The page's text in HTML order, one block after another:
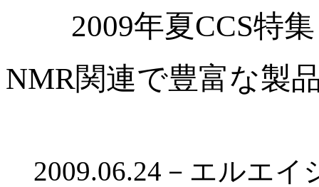
2009年夏CCS特
NMR関連で豊富な製
2009.06.24－エルエイ